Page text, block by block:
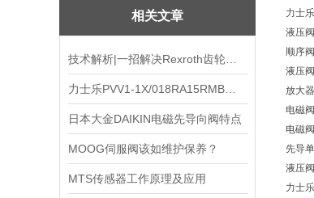
相关文章
日本大金DAIKIN电磁先导向阀特点
MOOG伺服阀该如维护保养？
MTS传感器工作原理及应用
力士
液压阀
顺序阀
液压阀
放大器
电磁阀
电磁阀
先导
液压阀
力士